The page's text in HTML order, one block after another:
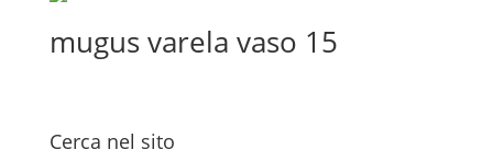
mugus varela vaso 15
Cerca nel sito